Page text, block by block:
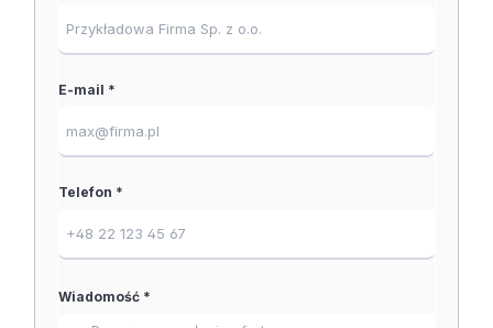
E-mail *
Telefon *
Wiadomość *